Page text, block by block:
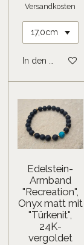
Versandkosten
In den
Edelstein-
Armband
"Recreation",
Onyx matt mit
"Türkenit",
24K-
vergoldet